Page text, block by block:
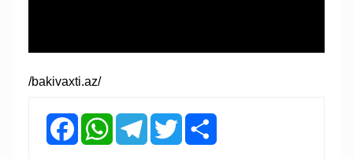
/bakivaxti.az/
FacebookWhatsAppTelegramTwitter